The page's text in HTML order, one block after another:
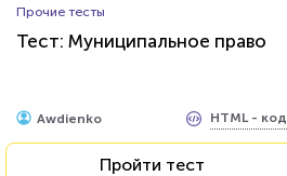
Прочие тесты
Тест: Муниципальное право
Awdienko HTML - код
Пройти тест